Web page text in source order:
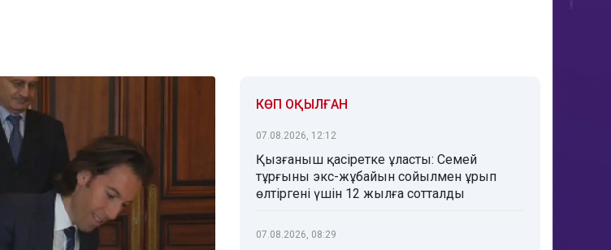
КӨП ОҚЫЛҒАН
07.08.2026, 12:12
Қызғаныш қасіретке ұласты: Семей
тұрғыны экс-жұбайын сойылмен ұрып
өлтіргені үшін 12 жылға сотталды
07.08.2026, 08:29